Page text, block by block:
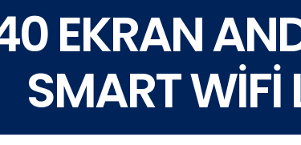
EKRAN
SMART WİFİ